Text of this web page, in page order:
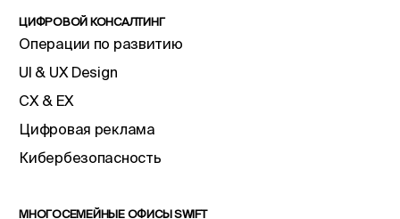
ЦИФРОВОЙ КОНСАЛТИНГ
Операции по развитию
UI & UX Design
CX & EX
Цифровая реклама
Кибербезопасность
МНОГОСЕМЕЙНЫЕ ОФИСЫ SWIFT